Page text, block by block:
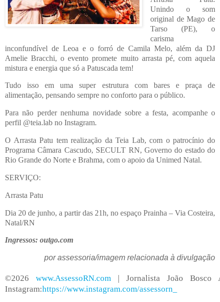
Unindo o som
original de Mago de
Tarso (PE), o
carisma
inconfundível de Leoa e o forró de Camila Melo, além da DJ
Amelie Bracchi, o evento promete muito arrasta pé, com aquela
mistura e energia que só a Patuscada tem!
Tudo isso em uma super estrutura com bares e praça de
alimentação, pensando sempre no conforto para o público.
Para não perder nenhuma novidade sobre a festa, acompanhe o
perfil @teia.lab no Instagram.
O Arrasta Patu tem realização da Teia Lab, com o patrocínio do
Programa Câmara Cascudo, SECULT RN, Governo do estado do
Rio Grande do Norte e Brahma, com o apoio da Unimed Natal.
SERVIÇO:
Arrasta Patu
Dia 20 de junho, a partir das 21h, no espaço Prainha – Via Costeira,
Natal/RN
Ingressos: outgo.com
por assessoria/imagem relacionada à divulgação
©2026 www.AssessoRN.com | Jornalista João
Instagram:https://www.instagram.com/assessorn_